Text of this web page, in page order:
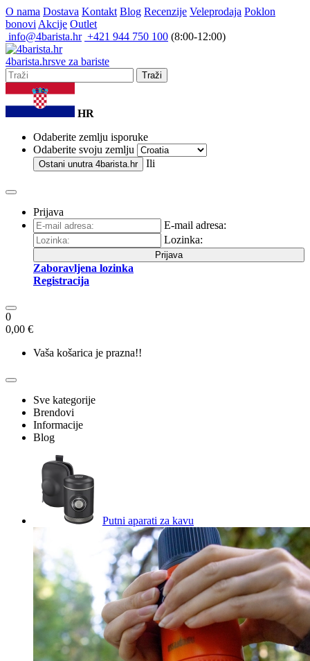
O nama Dostava Kontakt Blog Recenzije Veleprodaja Poklon
bonovi Akcije Outlet
info@4barista.hr +421 944 750 100 (8:00-12:00)
4barista.hrsve za bariste
Traži
HR
Odaberite zemlju isporuke
Odaberite svoju zemlju
Ostani unutra 4barista.hr Ili
Prijava
E-mail adresa:
Lozinka:
Prijava
Zaboravljena lozinka
Registracija
0
0,00 €
Vaša košarica je prazna!!
Sve kategorije
Brendovi
Informacije
Blog
Putni aparati za kavu